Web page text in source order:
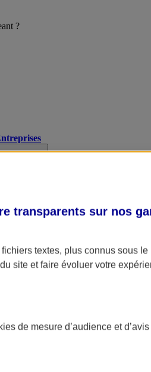
?
poche !
transparents sur nos
textes, plus connus sous le
site et faire évoluer votre
de mesure d’audience et